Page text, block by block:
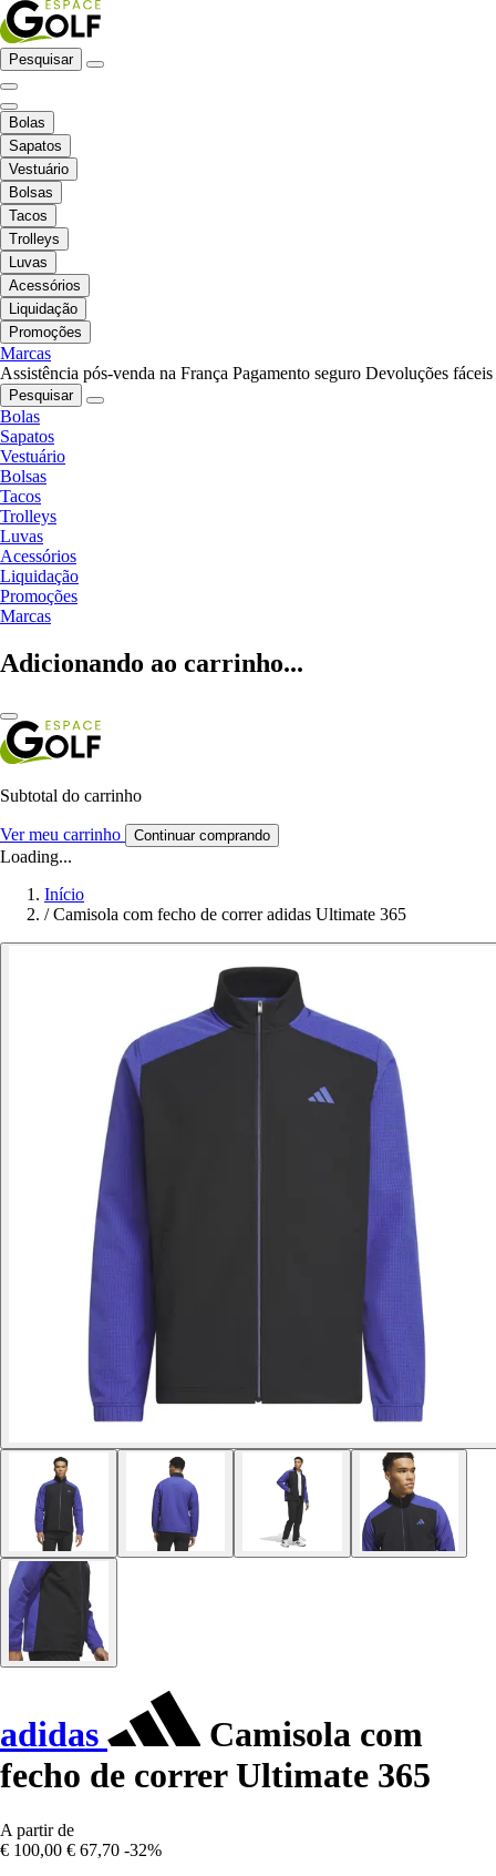
Pesquisar
Bolas
Sapatos
Vestuário
Bolsas
Tacos
Trolleys
Luvas
Acessórios
Liquidação
Promoções
Marcas
Assistência pós-venda na França Pagamento seguro Devoluções fáceis
Pesquisar
Bolas
Sapatos
Vestuário
Bolsas
Tacos
Trolleys
Luvas
Acessórios
Liquidação
Promoções
Marcas
Adicionando ao carrinho...
Subtotal do carrinho
Ver meu carrinho Continuar comprando
Loading...
Início
/ Camisola com fecho de correr adidas Ultimate 365
adidas
Camisola com
fecho de correr Ultimate 365
A partir de
€ 100,00 € 67,70 -32%